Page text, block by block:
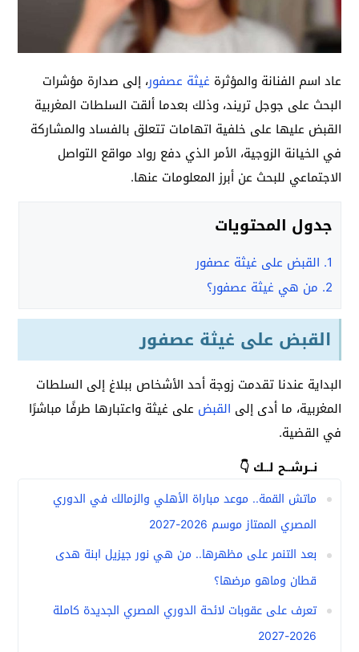
عاد اسم الفنانة والمؤثرة غيثة عصفور، إلى صدارة مؤشرات
البحث على جوجل تريند، وذلك بعدما ألقت السلطات المغربية
القبض عليها على خلفية اتهامات تتعلق بالفساد والمشاركة
في الخيانة الزوجية، الأمر الذي دفع رواد مواقع التواصل
الاجتماعي للبحث عن أبرز المعلومات عنها.
جدول المحتويات
1. القبض على غيثة عصفور
2. من هي غيثة عصفور؟
القبض على غيثة عصفور
البداية عندنا تقدمت زوجة أحد الأشخاص ببلاغ إلى السلطات
المغربية، ما أدى إلى القبض على غيثة واعتبارها طرفًا مباشرًا
في القضية.
نــرشــح لــك 👇
ماتش القمة.. موعد مباراة الأهلي والزمالك في الدوري
المصري الممتاز موسم 2026-2027
بعد التنمر على مظهرها.. من هي نور جيزيل ابنة هدى
قطان وماهو مرضها؟
تعرف على عقوبات لائحة الدوري المصري الجديدة كاملة
2026-2027